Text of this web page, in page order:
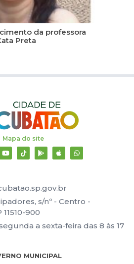
da professora
Preta
Mapa do site
s/nº - Centro -
900
a sexta-feira das 8 às 17
MUNICIPAL